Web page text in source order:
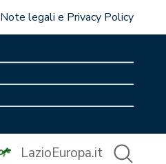
Note legali e Privacy Policy
LazioEuropa.it